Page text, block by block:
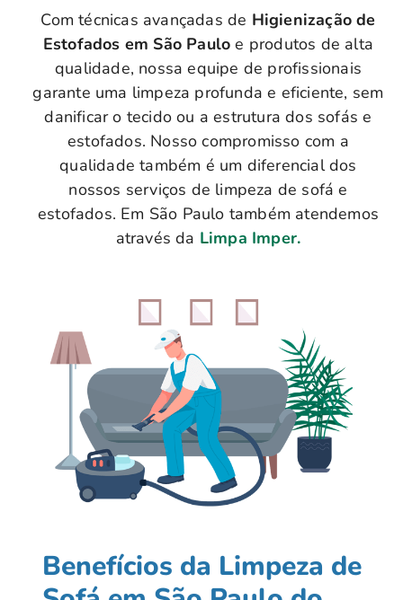
Com técnicas avançadas de Higienização de
Estofados em São Paulo e produtos de alta
qualidade, nossa equipe de profissionais
garante uma limpeza profunda e eficiente, sem
danificar o tecido ou a estrutura dos sofás e
estofados. Nosso compromisso com a
qualidade também é um diferencial dos
nossos serviços de limpeza de sofá e
estofados. Em São Paulo também atendemos
através da Limpa Imper.
Benefícios da Limpeza de